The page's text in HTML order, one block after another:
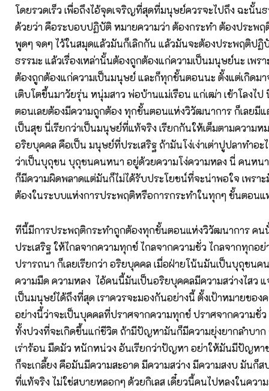
โดยรวดเร็ว เพื่อถึงไอ้จุดเจริญที่สุดที่มนุษย์ควรจะไปถึง ฉะนั้น
ด้วยว่า คือระบอบปฏิบัติ หมายความว่า ต้องกระทำ ต้องประพฤ
พูดๆ จดๆ ไว้ในสมุดแล้วมันก็เลิกกัน แล้วมันจะต้องประพฤติปฏิ
ธรรมะ แล้วเรื่องเหล่านั้นต้องถูกต้องแก่ความเป็นมนุษย์นะ เพรา
ต้องถูกต้องแก่ความเป็นมนุษย์ และก็ทุกขั้นตอนนะ ตั้งแต่เกิดมา
เติบโตขึ้นมาวัยรุ่น หนุ่มสาว พ่อบ้านแม่เรือน แก่เฒ่า เข้าโลงไป
ตอนเลยต้องมีความถูกต้อง ทุกขั้นตอนแห่งวิวัฒนาการ ก็เลยมี
เป็นสุข นี่เรียกว่าเป็นมนุษย์ที่แท้จริง เรียกกันให้เต็มตามความห
อริยบุคคล คือเป็น มนุษย์ที่ประเสริฐ ถ้ามันโง่เง่าเต่าปูปลาทำอะ
ว่าเป็นบุถุชน บุถุชนคนหนา อยู่ด้วยความโง่ความหลง นี่ คนหน
ก็มีความผิดพลาดแต่มันก็ไม่ได้รับประโยชน์ที่จะน่าพอใจ เพรา
ต้องในระบบแห่งการประพฤติหรือการกระทำในทุกๆ ขั้นตอน
ทีนี้มีการประพฤติกระทำถูกต้องทุกขั้นตอนแห่งวิวัฒนาการ คน
ประเสริฐ ให้ไกลจากความทุกข์ ไกลจากความชั่ว ไกลจากทุกอ
ปรารถนา ก็เลยเรียกว่า อริยบุคคล เมื่อฝ่ายโน้นมันเป็นบุถุชน
ความมืด ความหลง ไอ้คนนี้มันเป็นอริยบุคคลมีความสว่างไสว
เป็นมนุษย์ได้ถึงที่สุด เราควรจะมองกันอย่างนี้ ตั้งเป้าหมายของ
อย่างนี้ว่าจะเป็นบุคคลที่ปราศจากความทุกข์ ปราศจากความชั่
ทั้งปวงที่จะเกิดขึ้นแก่ชีวิต ถ้ามีปัญหามันก็มีความยุ่งยากลำบาก
เร่าร้อน มืดมัว หนักหน่วง อันเรียกว่าปัญหา อย่าให้มันมีปัญห
ก็จะเกลี้ยง คือมันมีความสะอาด มีความสว่าง มีความสงบ มันก็
ที่แท้จริง ไม่ใช่สบายหลอกๆ ด้วยกิเลส เดี๋ยวนี้คนไปหลงในควา